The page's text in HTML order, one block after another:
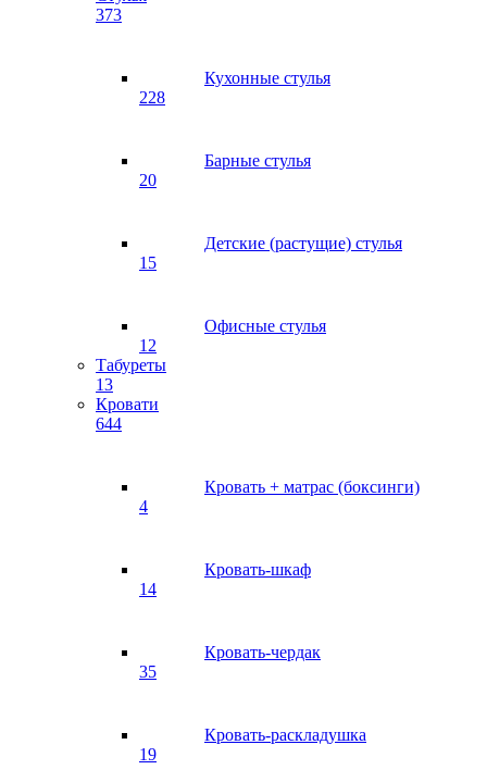
373
Кухонные стулья
228
Барные стулья
20
Детские (растущие) стулья
15
Офисные стулья
12
Табуреты
13
Кровати
644
Кровать + матрас (боксинги)
4
Кровать-шкаф
14
Кровать-чердак
35
Кровать-раскладушка
19